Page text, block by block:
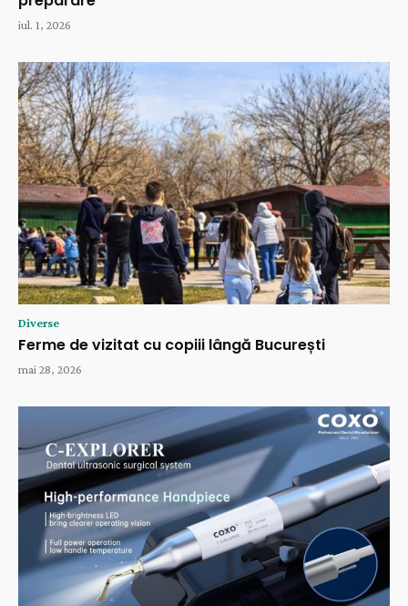
iul. 1, 2026
Diverse
Ferme de vizitat cu copiii lângă București
mai 28, 2026